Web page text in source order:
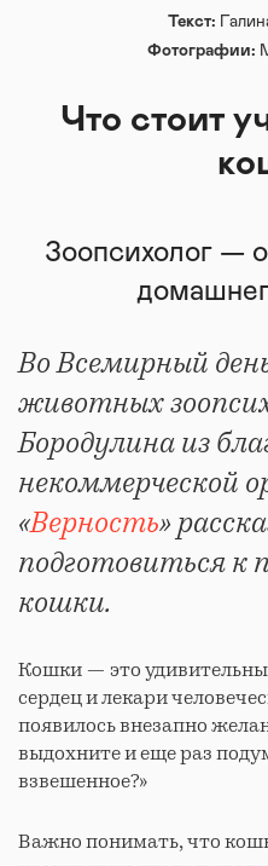
Текст:
Фотографии:
Что стоит
Зоопсихолог —
Во Всемирный
животных
Бородулина из
некоммерческой
«Верность»
подготовиться к
кошки.
Кошки — это
сердец и лекари
появилось внезапно
выдохните и еще раз
взвешенное?»
Важно понимать, что